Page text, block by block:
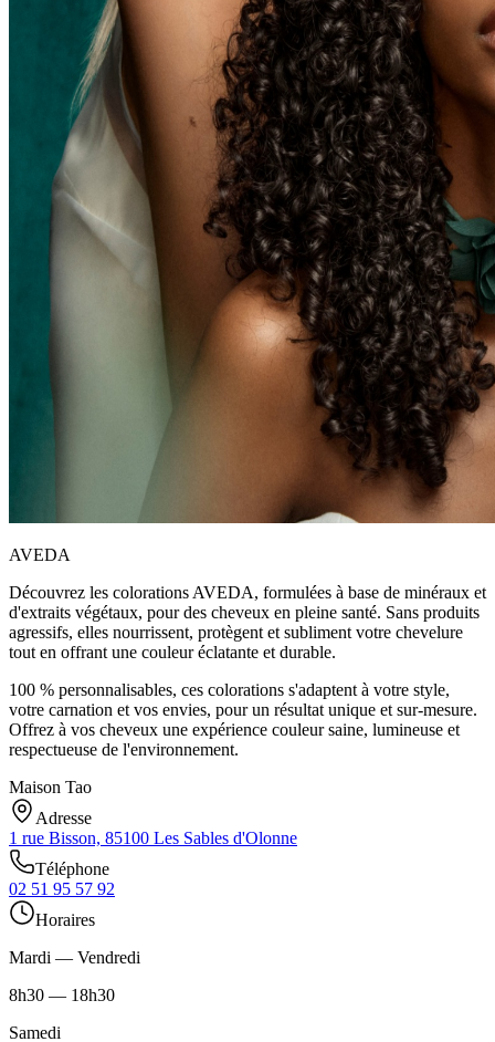
AVEDA
Découvrez les colorations AVEDA, formulées à base de minéraux et
d'extraits végétaux, pour des cheveux en pleine santé. Sans produits
agressifs, elles nourrissent, protègent et subliment votre chevelure
tout en offrant une couleur éclatante et durable.
100 % personnalisables, ces colorations s'adaptent à votre style,
votre carnation et vos envies, pour un résultat unique et sur-mesure.
Offrez à vos cheveux une expérience couleur saine, lumineuse et
respectueuse de l'environnement.
Maison Tao
Adresse
1 rue Bisson, 85100 Les Sables d'Olonne
Téléphone
02 51 95 57 92
Horaires
Mardi — Vendredi
8h30 — 18h30
Samedi